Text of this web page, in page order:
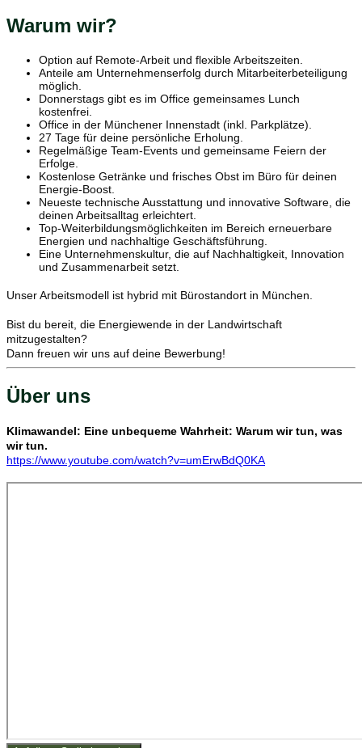
Warum wir?
Option auf Remote-Arbeit und flexible Arbeitszeiten.
Anteile am Unternehmenserfolg durch Mitarbeiterbeteiligung
möglich.
Donnerstags gibt es im Office gemeinsames Lunch
kostenfrei.
Office in der Münchener Innenstadt (inkl. Parkplätze).
27 Tage für deine persönliche Erholung.
Regelmäßige Team-Events und gemeinsame Feiern der
Erfolge.
Kostenlose Getränke und frisches Obst im Büro für deinen
Energie-Boost.
Neueste technische Ausstattung und innovative Software, die
deinen Arbeitsalltag erleichtert.
Top-Weiterbildungsmöglichkeiten im Bereich erneuerbare
Energien und nachhaltige Geschäftsführung.
Eine Unternehmenskultur, die auf Nachhaltigkeit, Innovation
und Zusammenarbeit setzt.
Unser Arbeitsmodell ist hybrid mit Bürostandort in München.
Bist du bereit, die Energiewende in der Landwirtschaft
mitzugestalten?
Dann freuen wir uns auf deine Bewerbung!
Über uns
Klimawandel: Eine unbequeme Wahrheit: Warum wir tun, was
wir tun.
https://www.youtube.com/watch?v=umErwBdQ0KA